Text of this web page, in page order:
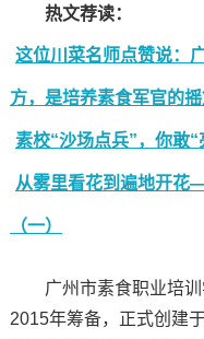
热文荐读：
这位川菜名师点赞说：
方，是培养素食军官的
素校“沙场点兵”，你敢“
从雾里看花到遍地开花
（一）
广州市素食职业培
2015年筹备，正式创建